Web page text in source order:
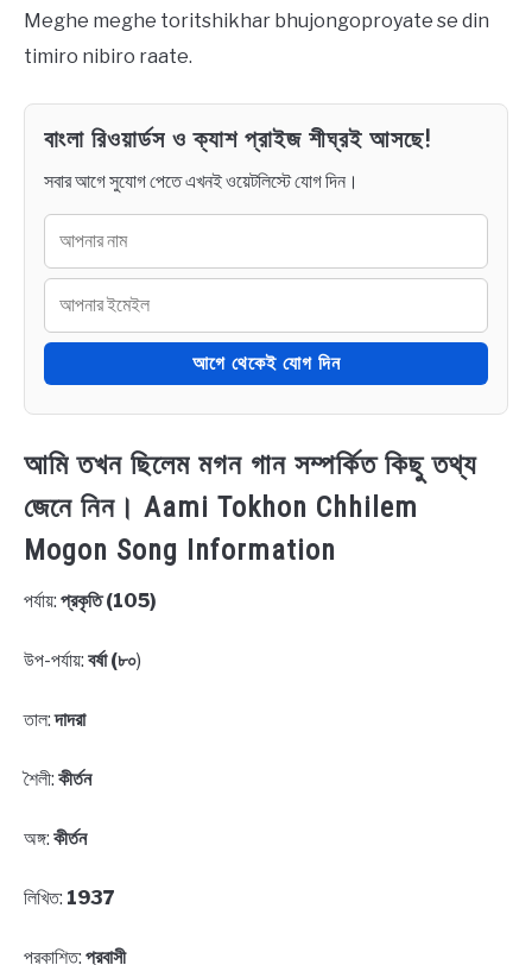
Meghe meghe toritshikhar bhujongoproyate se din
timiro nibiro raate.
বাংলা রিওয়ার্ডস ও ক্যাশ প্রাইজ শীঘ্রই আসছে!
সবার আগে সুযোগ পেতে এখনই ওয়েটলিস্টে যোগ দিন।
আগে থেকেই যোগ দিন
আমি তখন ছিলেম মগন গান সম্পর্কিত কিছু তথ্য
জেনে নিন। Aami Tokhon Chhilem
Mogon Song Information
পর্যায়: প্রকৃতি (105)
উপ-পর্যায়: বর্ষা (৮০)
তাল:দাদরা
শৈলী: কীর্তন
অঙ্গ: কীর্তন
লিখিত: 1937
প্রকাশিত: প্রবাসী